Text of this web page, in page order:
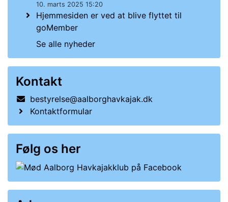
10. marts 2025 15:20
Hjemmesiden er ved at blive flyttet til
goMember
Se alle nyheder
Kontakt
bestyrelse@aalborghavkajak.dk
Kontaktformular
Følg os her